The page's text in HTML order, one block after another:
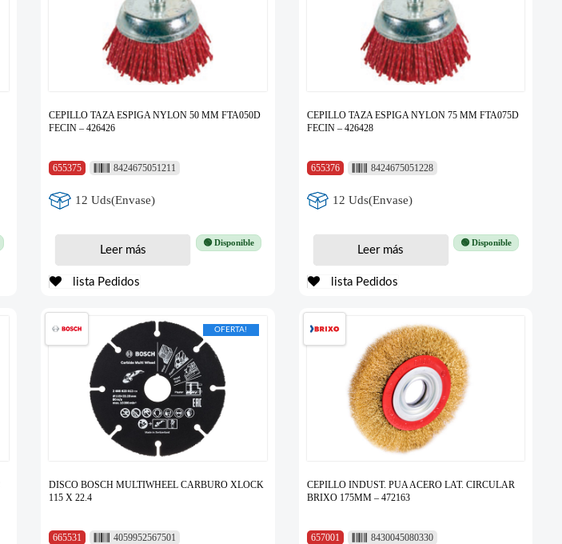
CEPILLO TAZA ESPIGA NYLON 50 MM FTA050D
FECIN – 426426
655375 8424675051211
12 Uds(Envase)
🟢 Disponible
Leer más
lista Pedidos
CEPILLO TAZA ESPIGA NYLON 75 MM FTA075D
FECIN – 426428
655376 8424675051228
12 Uds(Envase)
🟢 Disponible
Leer más
lista Pedidos
OFERTA!
DISCO BOSCH MULTIWHEEL CARBURO XLOCK
115 X 22.4
665531 4059952567501
CEPILLO INDUST. PUA ACERO LAT. CIRCULAR
BRIXO 175MM – 472163
657001 8430045080330